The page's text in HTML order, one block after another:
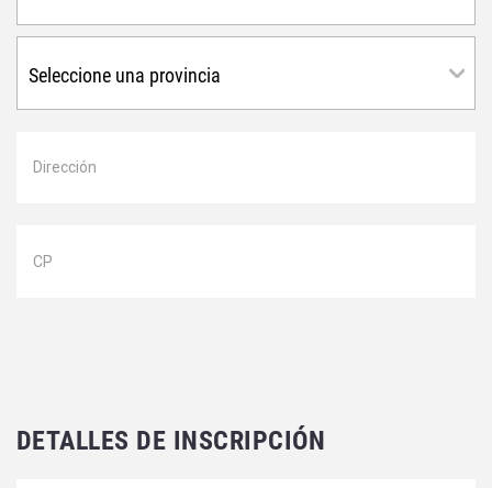
DETALLES DE INSCRIPCIÓN